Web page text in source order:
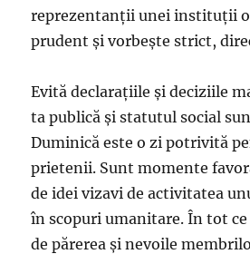
reprezentanții unei instituții
prudent și vorbește strict,
Evită declarațiile și deciziile
ta publică și statutul social
Duminică este o zi potrivită
prietenii. Sunt momente
de idei vizavi de activitatea
în scopuri umanitare. În tot
de părerea și nevoile